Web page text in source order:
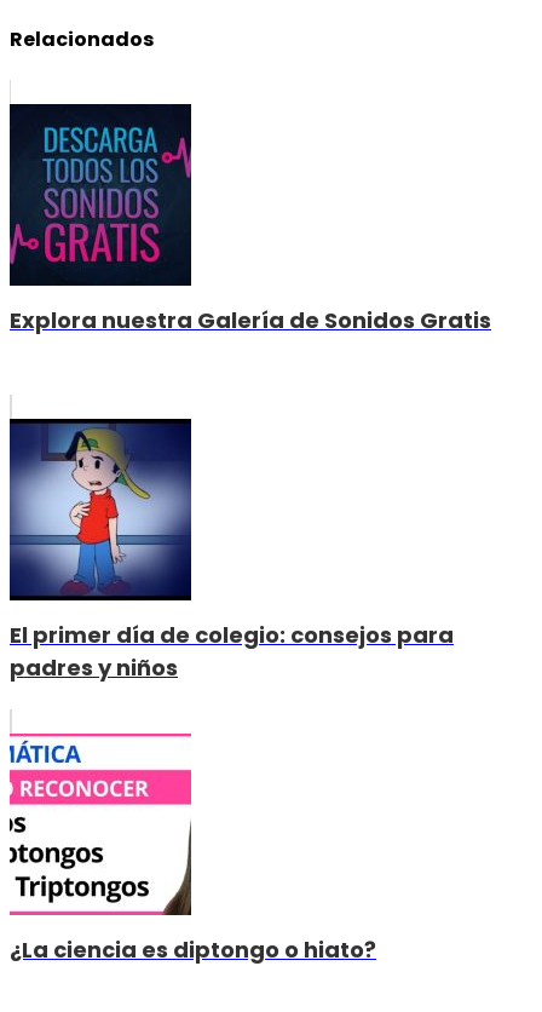
Relacionados
Explora nuestra Galería de Sonidos Gratis
El primer día de colegio: consejos para
padres y niños
¿La ciencia es diptongo o hiato?